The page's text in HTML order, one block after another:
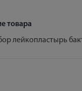
товара
лейкопластырь